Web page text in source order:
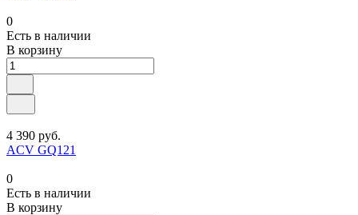
0
Есть в наличии
В корзину
4 390 руб.
ACV GQ121
0
Есть в наличии
В корзину